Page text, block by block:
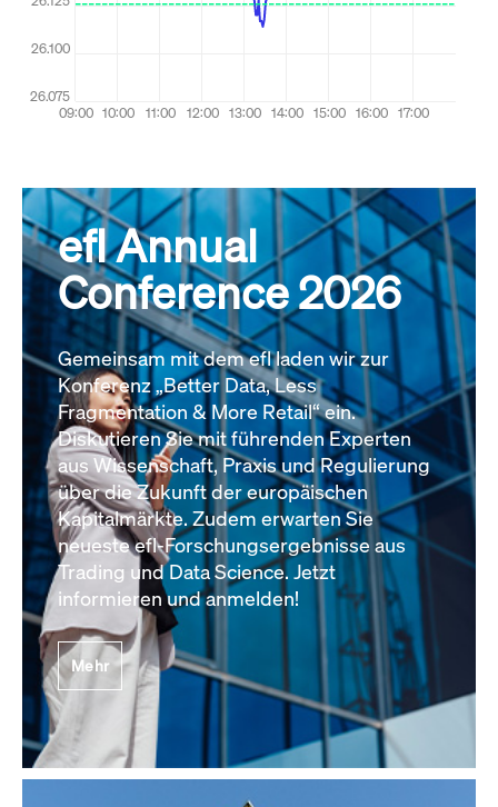
efl Annual
Conference 2026
Gemeinsam mit dem efl laden wir zur
Konferenz „Better Data, Less
Fragmentation & More Retail“ ein.
Diskutieren Sie mit führenden Experten
aus Wissenschaft, Praxis und Regulierung
über die Zukunft der europäischen
Kapitalmärkte. Zudem erwarten Sie
neueste efl-Forschungsergebnisse aus
Trading und Data Science. Jetzt
informieren und anmelden!
Mehr